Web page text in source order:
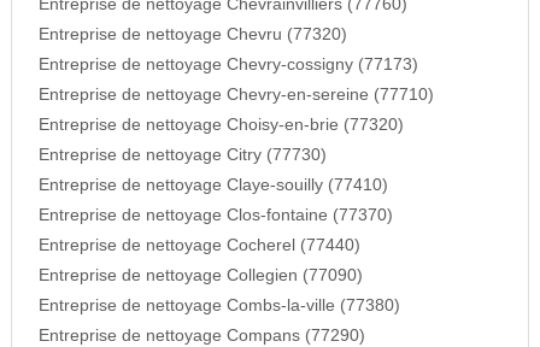
Entreprise de nettoyage Chevrainvilliers (77760)
Entreprise de nettoyage Chevru (77320)
Entreprise de nettoyage Chevry-cossigny (77173)
Entreprise de nettoyage Chevry-en-sereine (77710)
Entreprise de nettoyage Choisy-en-brie (77320)
Entreprise de nettoyage Citry (77730)
Entreprise de nettoyage Claye-souilly (77410)
Entreprise de nettoyage Clos-fontaine (77370)
Entreprise de nettoyage Cocherel (77440)
Entreprise de nettoyage Collegien (77090)
Entreprise de nettoyage Combs-la-ville (77380)
Entreprise de nettoyage Compans (77290)